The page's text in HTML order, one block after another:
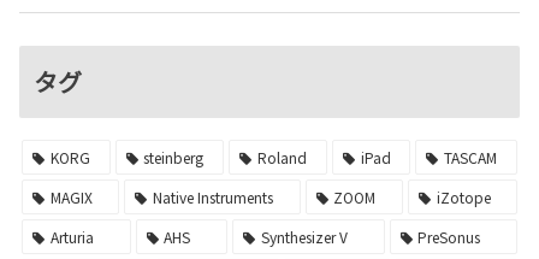
タグ
KORG steinberg Roland iPad
TASCAM
MAGIX
Native Instruments ZOOM
iZotope
Arturia
AHS Synthesizer V
PreSonus